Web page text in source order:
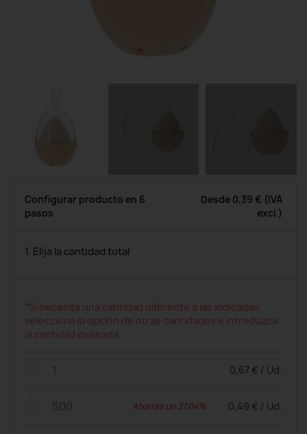
Configurar producto en 6
pasos
Desde 0,39 € (IVA
excl.)
1. Elija la cantidad total
*Si necesita una cantidad diferente a las indicadas,
selecciona la opción de otras cantidades e introduzca
la cantidad deseada
1 0,67 € / Ud.
500 Ahorras un 37,04% 0,49 € / Ud.